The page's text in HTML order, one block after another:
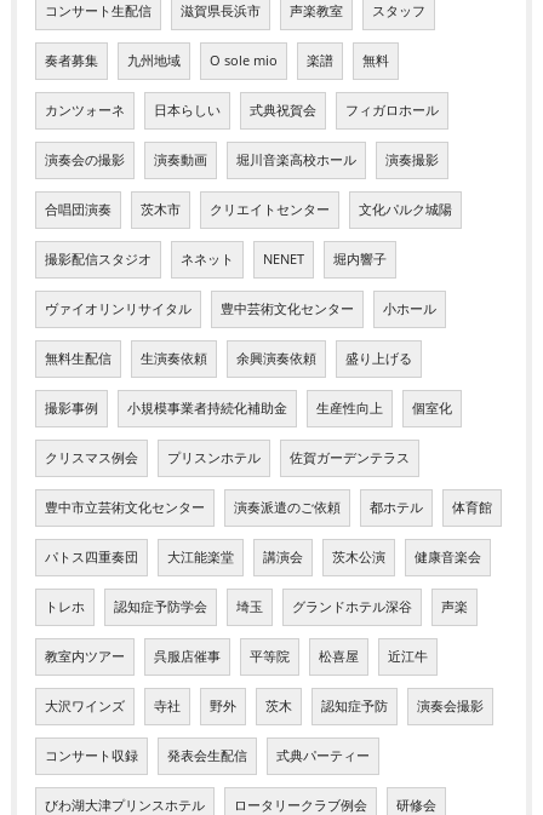
コンサート生配信 滋賀県長浜市 声楽教室 スタッフ
奏者募集 九州地域 O sole mio 楽譜 無料
カンツォーネ 日本らしい 式典祝賀会 フィガロホール
演奏会の撮影 演奏動画 堀川音楽高校ホール 演奏撮影
合唱団演奏 茨木市 クリエイトセンター 文化パルク城陽
撮影配信スタジオ ネネット NENET 堀内響子
ヴァイオリンリサイタル 豊中芸術文化センター 小ホール
無料生配信 生演奏依頼 余興演奏依頼 盛り上げる
撮影事例 小規模事業者持続化補助金 生産性向上 個室化
クリスマス例会 プリスンホテル 佐賀ガーデンテラス
豊中市立芸術文化センター 演奏派遣のご依頼 都ホテル 体育館
パトス四重奏団 大江能楽堂 講演会 茨木公演 健康音楽会
トレホ 認知症予防学会 埼玉 グランドホテル深谷 声楽
教室内ツアー 呉服店催事 平等院 松喜屋 近江牛
大沢ワインズ 寺社 野外 茨木 認知症予防 演奏会撮影
コンサート収録 発表会生配信 式典パーティー
びわ湖大津プリンスホテル ロータリークラブ例会 研修会